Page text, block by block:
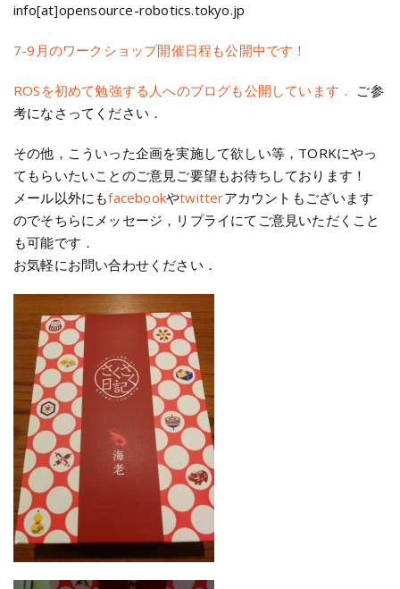
info[at]opensource-robotics.tokyo.jp
7-9月のワークショップ開催日程も公開中です！
ROSを初めて勉強する人へのブログも公開しています． ご参
考になさってください．
その他，こういった企画を実施して欲しい等，TORKにやっ
てもらいたいことのご意見ご要望もお待ちしております！
メール以外にもfacebookやtwitterアカウントもございます
のでそちらにメッセージ，リプライにてご意見いただくこと
も可能です．
お気軽にお問い合わせください．